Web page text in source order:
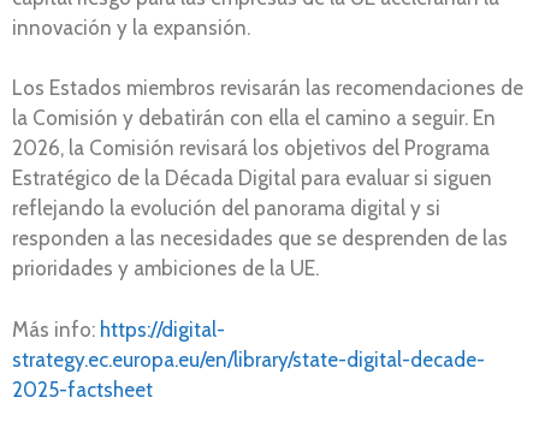
innovación y la expansión.
Los Estados miembros revisarán las recomendaciones de
la Comisión y debatirán con ella el camino a seguir. En
2026, la Comisión revisará los objetivos del Programa
Estratégico de la Década Digital para evaluar si siguen
reflejando la evolución del panorama digital y si
responden a las necesidades que se desprenden de las
prioridades y ambiciones de la UE.
Más info: https://digital-
strategy.ec.europa.eu/en/library/state-digital-decade-
2025-factsheet